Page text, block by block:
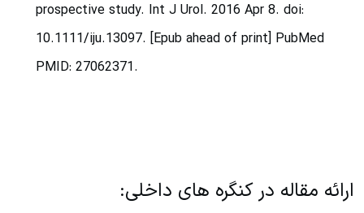
prospective study. Int J Urol. 2016 Apr 8. doi:
10.1111/iju.13097. [Epub ahead of print] PubMed
PMID: 27062371.
ارائه مقاله در کنگره های داخلی: